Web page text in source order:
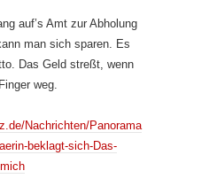
auf’s Amt zur Abholung
man sich sparen. Es
Das Geld streßt, wenn
weg.
Nachrichten/Panorama
beklagt-sich-Das-